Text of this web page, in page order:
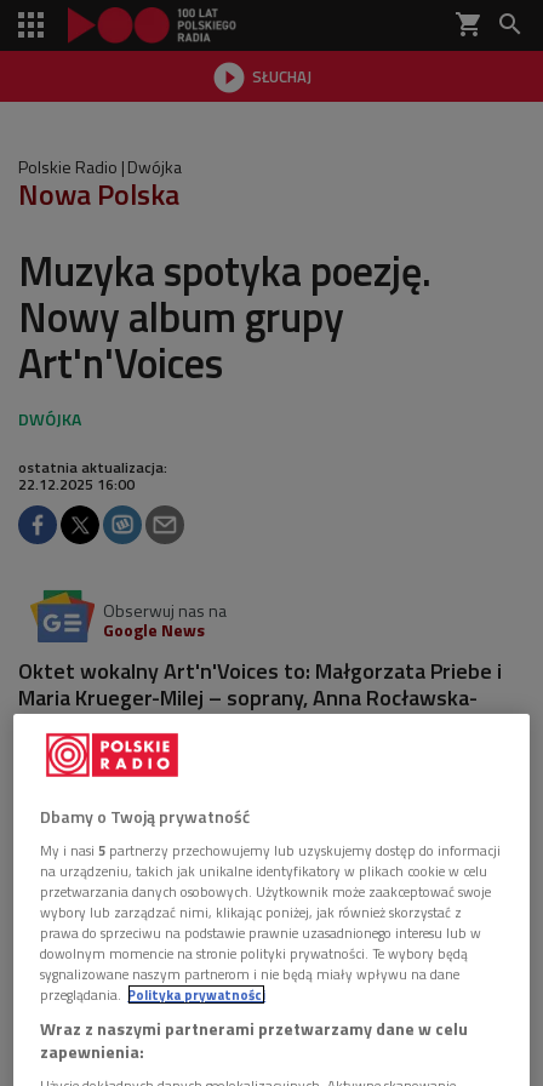
shopping_cart 
 SŁUCHAJ

Polskie Radio Dwójka
Nowa Polska
Muzyka spotyka poezję.
Nowy album grupy
Art'n'Voices
ostatnia aktualizacja:
22.12.2025 16:00
Obserwuj nas na
Google News
Oktet wokalny Art'n'Voices to: Małgorzata Priebe i
Maria Krueger-Milej – soprany, Anna Rocławska-
Musiałczyk i Maria Jundziłł – alty, Mateusz Warkusz i
Szymon Duraj – tenory oraz Tomasz Chyła i Rafał
Brzeziński – basy. Artyści wydali właśnie płytę
zatytułowaną "Pieces of myself".
Dbamy o Twoją prywatność
My i nasi5 partnerzy przechowujemy lub uzyskujemy dostęp do informacji
na urządzeniu, takich jak unikalne identyfikatory w plikach cookie w celu
przetwarzania danych osobowych. Użytkownik może zaakceptować swoje
wybory lub zarządzać nimi, klikając poniżej, jak również skorzystać z
prawa do sprzeciwu na podstawie prawnie uzasadnionego interesu lub w
dowolnym momencie na stronie polityki prywatności. Te wybory będą
sygnalizowane naszym partnerom i nie będą miały wpływu na dane
przeglądania. Polityka prywatności
Wraz z naszymi partnerami przetwarzamy dane w celu
zapewnienia: